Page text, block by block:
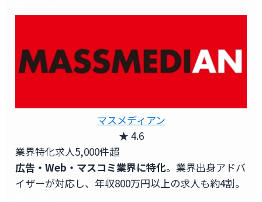
マスメディアン
★ 4.6
業界特化求人5,000件超
広告・Web・マスコミ業界に特化。業界出身アドバ
イザーが対応し、年収800万円以上の求人も約4割。